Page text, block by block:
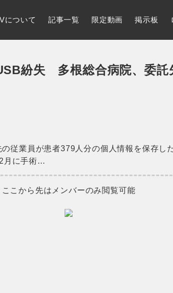
について 記事一覧 限定動画 掲示板
紛失 多根総合病院、委託
従業員が患者379人分の個人情報を保存し
月に手術…
ここから先はメンバーのみ閲覧可能